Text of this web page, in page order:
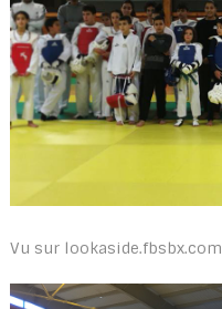
Vu sur lookaside.fbsbx.com